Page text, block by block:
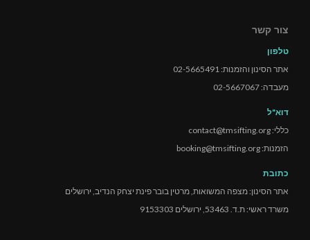
צור קשר
טלפון
אתר הסינון והזמנות: 02-5665491
מעבדה: 02-5667067
דוא"ל
כללי: contact@tmsifting.org
הזמנות: booking@tmsifting.org
כתובת
אתר הסינון: מצפה המשואות, מרטין בובר פינת יצחק הנדיב, ירושלים
משרד ראשי: ת.ד. 53463, ירושלים 9153303